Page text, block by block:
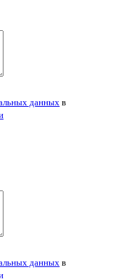
данных в
данных в